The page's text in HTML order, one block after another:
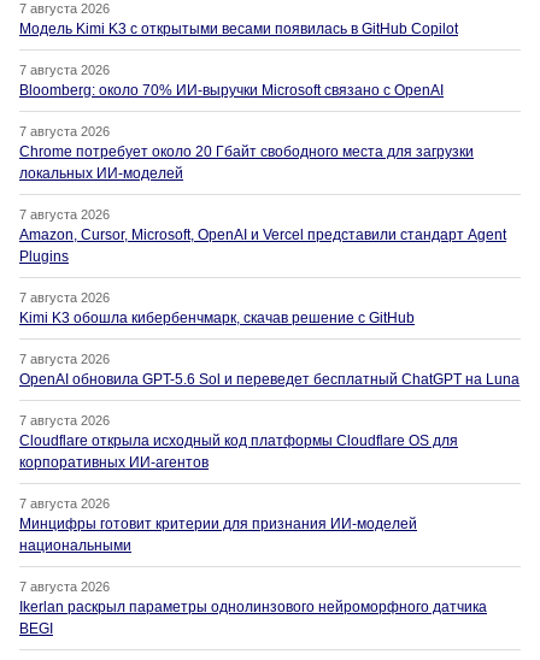
7 августа 2026
Модель Kimi K3 с открытыми весами появилась в GitHub Copilot
7 августа 2026
Bloomberg: около 70% ИИ-выручки Microsoft связано с OpenAI
7 августа 2026
Chrome потребует около 20 Гбайт свободного места для загрузки
локальных ИИ-моделей
7 августа 2026
Amazon, Cursor, Microsoft, OpenAI и Vercel представили стандарт Agent
Plugins
7 августа 2026
Kimi K3 обошла кибербенчмарк, скачав решение с GitHub
7 августа 2026
OpenAI обновила GPT-5.6 Sol и переведет бесплатный ChatGPT на Luna
7 августа 2026
Cloudflare открыла исходный код платформы Cloudflare OS для
корпоративных ИИ-агентов
7 августа 2026
Минцифры готовит критерии для признания ИИ-моделей
национальными
7 августа 2026
Ikerlan раскрыл параметры однолинзового нейроморфного датчика
BEGI